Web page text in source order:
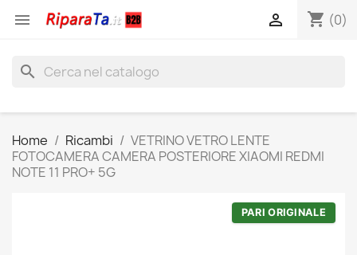
 shopping_cart (0)

search
Home Ricambi
VETRINO VETRO LENTE
FOTOCAMERA CAMERA POSTERIORE XIAOMI REDMI
NOTE 11 PRO+ 5G
PARI ORIGINALE